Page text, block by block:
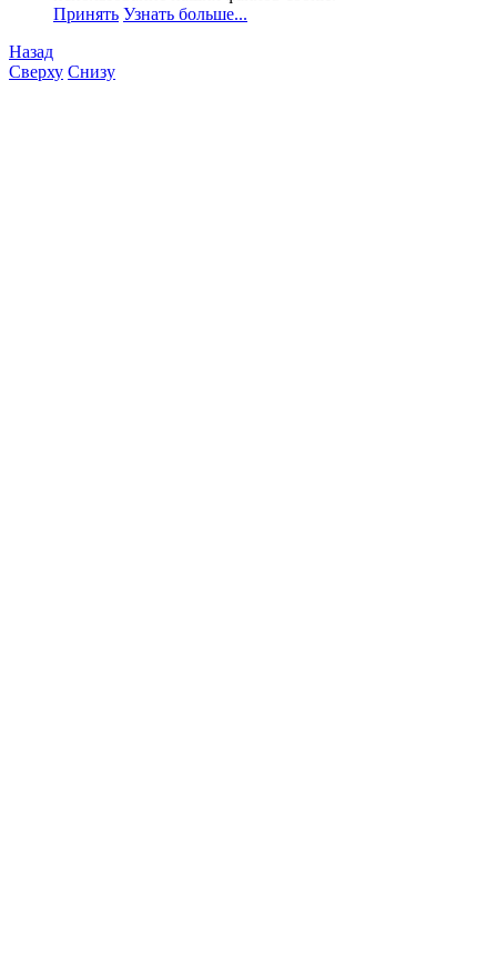
Принять Узнать больше...
Назад
Сверху Снизу